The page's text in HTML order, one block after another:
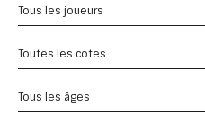
Tous les joueurs
Toutes les cotes
Tous les âges